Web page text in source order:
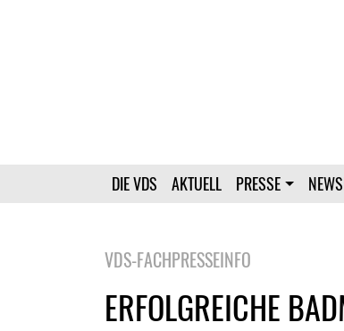
DIE VDS AKTUELL PRESSE
VDS-FACHPRESSEINFO
ERFOLGREICHE